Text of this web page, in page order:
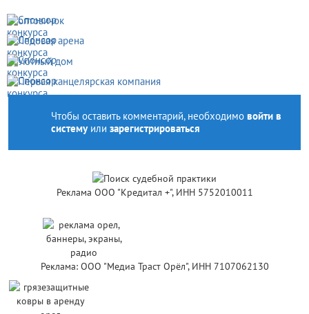
Чтобы оставить комментарий, необходимо войти в
системуили зарегистрироваться
Реклама ООО "Кредитал +", ИНН 5752010011
Реклама: ООО "Медиа Траст Орёл", ИНН 7107062130